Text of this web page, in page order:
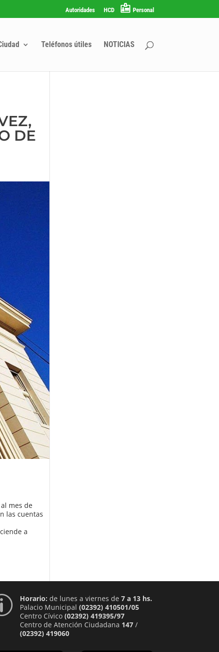
Autoridades HCD Personal
Teléfonos útiles NOTICIAS
DE
mes de
las cuentas
a
Horario: de lunes a viernes de 7 a 13 hs.
Palacio Municipal (02392) 410501/05
Centro Cívico (02392) 419395/97
Centro de Atención Ciudadana 147/
(02392) 419060